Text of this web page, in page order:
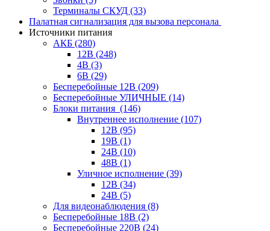
Терминалы СКУД (33)
Палатная сигнализация для вызова персонала
Источники питания
АКБ (280)
12В (248)
4В (3)
6В (29)
Бесперебойные 12В (209)
Бесперебойные УЛИЧНЫЕ (14)
Блоки питания (146)
Внутреннее исполнение (107)
12В (95)
19В (1)
24В (10)
48В (1)
Уличное исполнение (39)
12В (34)
24В (5)
Для видеонаблюдения (8)
Бесперебойные 18В (2)
Бесперебойные 220В (24)